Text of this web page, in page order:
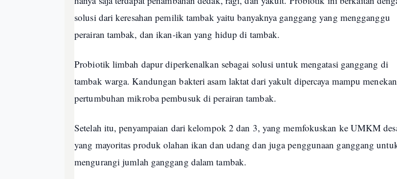
solusi dari keresahan pemilik tambak yaitu banyaknya ganggang yang mengganggu
perairan tambak, dan ikan-ikan yang hidup di tambak.
Probiotik limbah dapur diperkenalkan sebagai solusi untuk mengatasi ganggang di
tambak warga. Kandungan bakteri asam laktat dari yakult dipercaya mampu menekan
pertumbuhan mikroba pembusuk di perairan tambak.
Setelah itu, penyampaian dari kelompok 2 dan 3, yang memfokuskan ke UMKM
yang mayoritas produk olahan ikan dan udang dan juga penggunaan ganggang
mengurangi jumlah ganggang dalam tambak.